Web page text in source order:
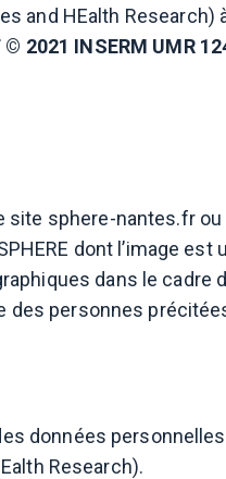
and HEalth Research)
© 2021 INSERM UMR
sphere-nantes.fr
dont l’image
dans le cadre
des personnes
données
Research).